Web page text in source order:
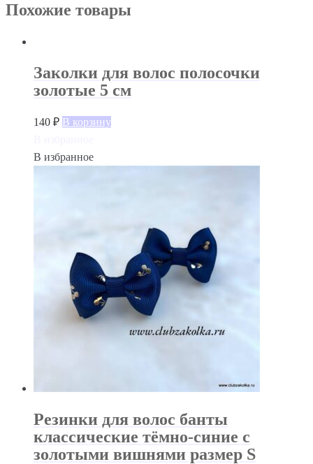
Похожие товары
Заколки для волос полосочки
золотые 5 см
140 ₽ В корзину
В избранное
Резинки для волос банты
классические тёмно-синие с
золотыми вишнями размер S